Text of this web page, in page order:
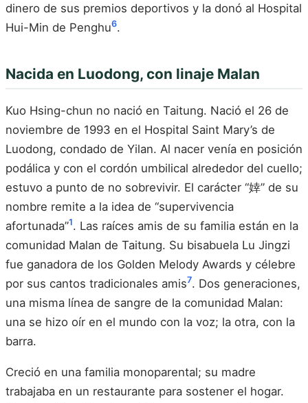
dinero de sus premios deportivos y la donó al Hospital
Hui-Min de Penghu6.
Nacida en Luodong, con linaje Malan
Kuo Hsing-chun no nació en Taitung. Nació el 26 de
noviembre de 1993 en el Hospital Saint Mary’s de
Luodong, condado de Yilan. Al nacer venía en posición
podálica y con el cordón umbilical alrededor del cuello;
estuvo a punto de no sobrevivir. El carácter “婞” de su
nombre remite a la idea de “supervivencia
afortunada”1. Las raíces amis de su familia están en la
comunidad Malan de Taitung. Su bisabuela Lu Jingzi
fue ganadora de los Golden Melody Awards y célebre
por sus cantos tradicionales amis7. Dos generaciones,
una misma línea de sangre de la comunidad Malan:
una se hizo oír en el mundo con la voz; la otra, con la
barra.
Creció en una familia monoparental; su madre
trabajaba en un restaurante para sostener el hogar.